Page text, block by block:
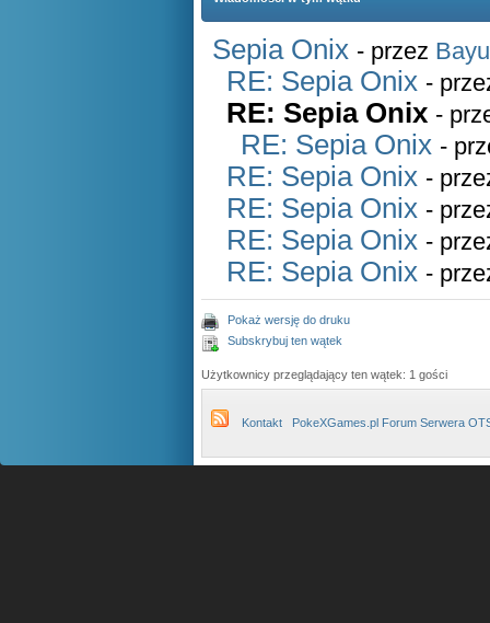
Sepia Onix - przez Bayu
RE: Sepia Onix -
RE: Sepia Onix -
RE: Sepia Onix -
RE: Sepia Onix -
RE: Sepia Onix -
RE: Sepia Onix -
RE: Sepia Onix -
Pokaż wersję do druku
Subskrybuj ten wątek
Użytkownicy przeglądający ten wątek: 1 gości
Kontakt PokeXGames.pl Forum Serwera